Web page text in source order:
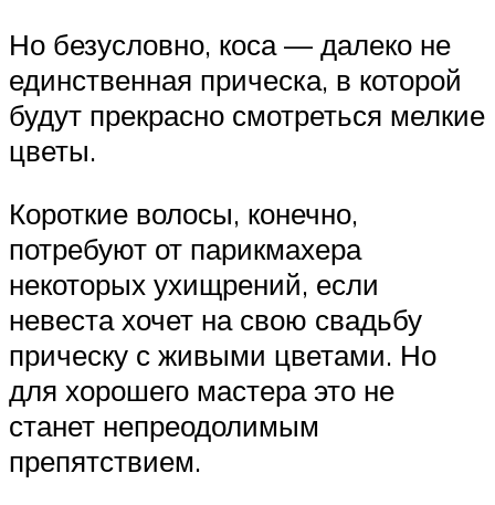
Но безусловно, коса — далеко не
единственная прическа, в которой
будут прекрасно смотреться мелкие
цветы.
Короткие волосы, конечно,
потребуют от парикмахера
некоторых ухищрений, если
невеста хочет на свою свадьбу
прическу с живыми цветами. Но
для хорошего мастера это не
станет непреодолимым
препятствием.